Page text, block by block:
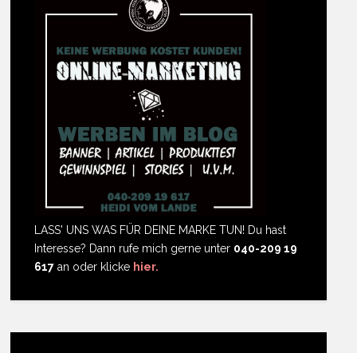
LASS' UNS WAS FÜR DEINE MARKE TUN! Du hast
Interesse? Dann rufe mich gerne unter 040-209 19
617 an oder klicke hier.